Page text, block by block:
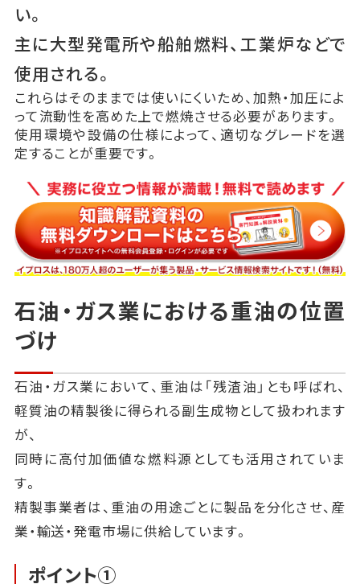
い。
主に大型発電所や船舶燃料、工業炉などで
使用される。
これらはそのままでは使いにくいため、加熱・加圧によ
って流動性を高めた上で燃焼させる必要があります。
使用環境や設備の仕様によって、適切なグレードを選
定することが重要です。
石油・ガス業における重油の位置
づけ
石油・ガス業において、重油は「残渣油」とも呼ばれ、
軽質油の精製後に得られる副生成物として扱われます
が、
同時に高付加価値な燃料源としても活用されていま
す。
精製事業者は、重油の用途ごとに製品を分化させ、産
業・輸送・発電市場に供給しています。
ポイント①